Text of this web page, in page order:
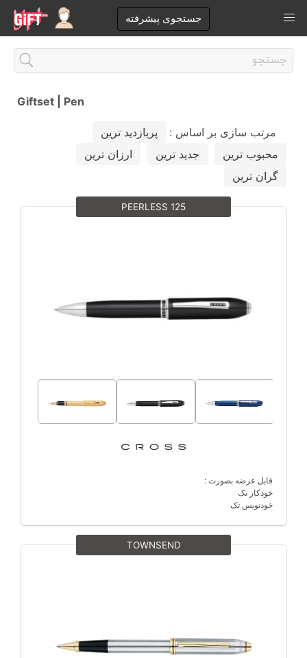
جستجوی پیشرفته
Giftset Pen
مرتب سازی بر اساس :
پربازدید ترین
محبوب ترین
جدید ترین
ارزان ترین
گران ترین
PEERLESS 125
قابل عرضه بصورت :
خودکار تک
خودنویس تک
TOWNSEND